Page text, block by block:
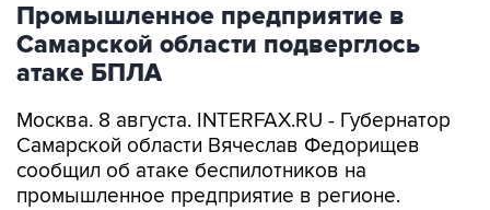
Промышленное предприятие в
Самарской области подверглось
атаке БПЛА
Москва. 8 августа. INTERFAX.RU - Губернатор
Самарской области Вячеслав Федорищев
сообщил об атаке беспилотников на
промышленное предприятие в регионе.